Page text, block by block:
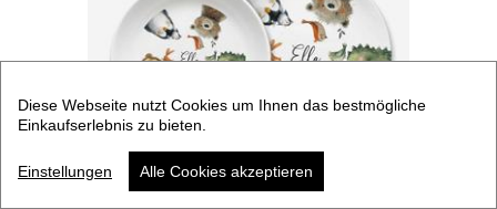
Diese Webseite nutzt Cookies um Ihnen das bestmögliche
Einkaufserlebnis zu bieten.
Einstellungen Alle Cookies akzeptieren